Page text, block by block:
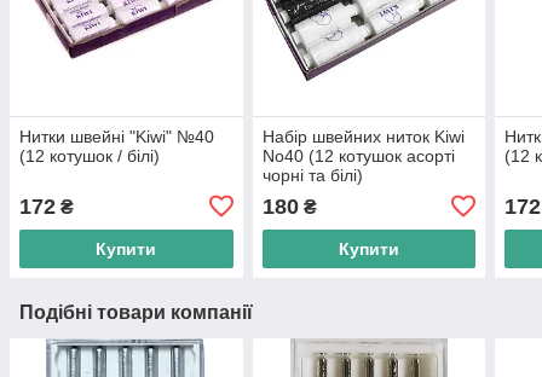
Нитки швейні "Kiwi" №40
(12 котушок / білі)
172 ₴
Купити
Набір швейних ниток Kiwi
No40 (12 котушок асорті
чорні та білі)
180₴
Купити
(12
172
Подібні товари компанії